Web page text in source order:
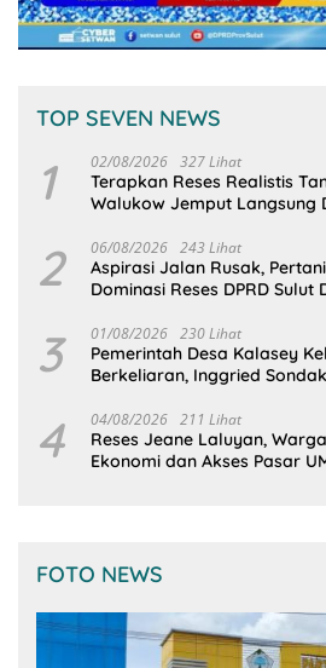
TOP SEVEN NEWS
1 02/08/2026 327 Lihat
Terapkan Reses Realistis
Walukow Jemput Langsung
2 06/08/2026 243 Lihat
Aspirasi Jalan Rusak,
Dominasi Reses DPRD
3 01/08/2026 230 Lihat
Pemerintah Desa Kalasey
Berkeliaran, Inggried
4 04/08/2026 211 Lihat
Reses Jeane Laluyan,
Ekonomi dan Akses Pasar
FOTO NEWS